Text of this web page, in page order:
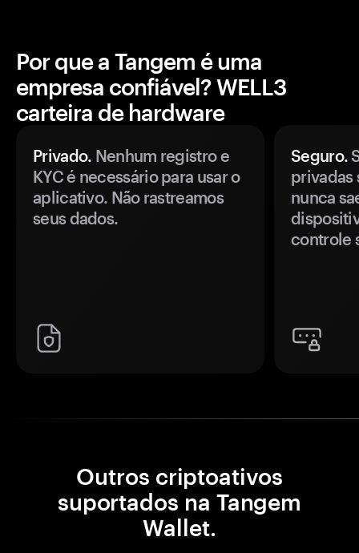
Por que a Tangem é uma
empresa confiável? WELL3
carteira de hardware
Privado. Nenhum registro e
KYC é necessário para usar o
aplicativo. Não rastreamos
seus dados.
Seguro.
privadas
nunca
controle
Outros criptoativos
suportados na Tangem
Wallet.